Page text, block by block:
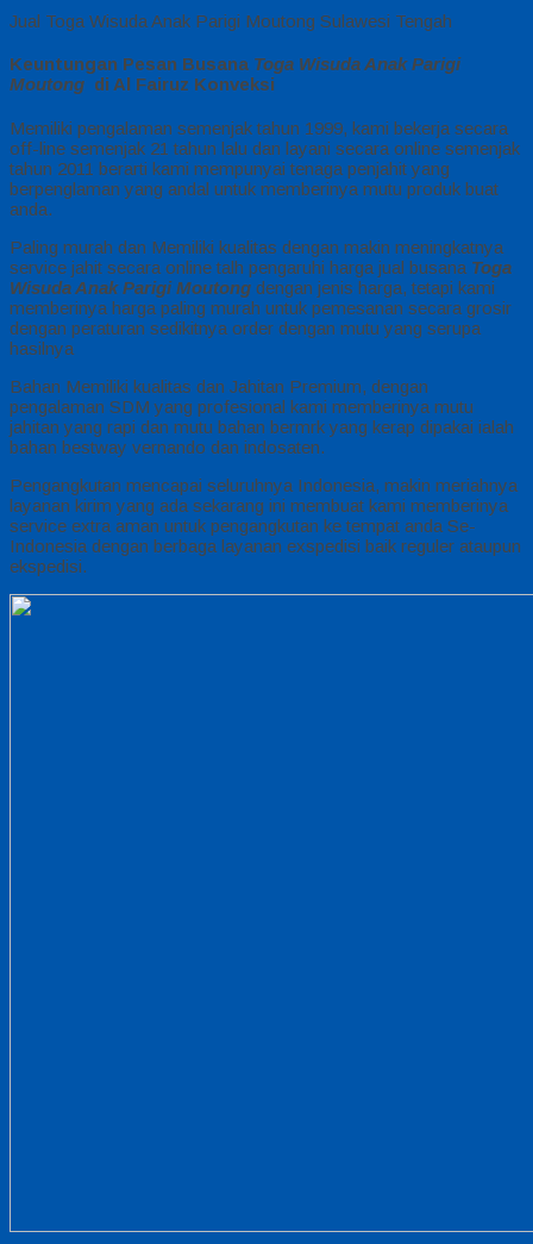
Jual Toga Wisuda Anak Parigi Moutong Sulawesi Tengah
Keuntungan Pesan Busana Toga Wisuda Anak Parigi
Moutong di Al Fairuz Konveksi
Memiliki pengalaman semenjak tahun 1999, kami bekerja secara
off-line semenjak 21 tahun lalu dan layani secara online semenjak
tahun 2011 berarti kami mempunyai tenaga penjahit yang
berpenglaman yang andal untuk memberinya mutu produk buat
anda.
Paling murah dan Memiliki kualitas dengan makin meningkatnya
service jahit secara online talh pengaruhi harga jual busana Toga
Wisuda Anak Parigi Moutong dengan jenis harga, tetapi kami
memberinya harga paling murah untuk pemesanan secara grosir
dengan peraturan sedikitnya order dengan mutu yang serupa
hasilnya
Bahan Memiliki kualitas dan Jahitan Premium, dengan
pengalaman SDM yang profesional kami memberinya mutu
jahitan yang rapi dan mutu bahan bermrk yang kerap dipakai ialah
bahan bestway vernando dan indosaten.
Pengangkutan mencapai seluruhnya Indonesia, makin meriahnya
layanan kirim yang ada sekarang ini membuat kami memberinya
service extra aman untuk pengangkutan ke tempat anda Se-
Indonesia dengan berbaga layanan exspedisi baik reguler ataupun
ekspedisi.